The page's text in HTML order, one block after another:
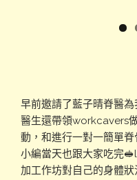
早前邀請了藍子晴脊醫
醫生還帶領workcavers
動，和進行一對一簡單
小編當天也跟大家吃完
加工作坊對自己的身體